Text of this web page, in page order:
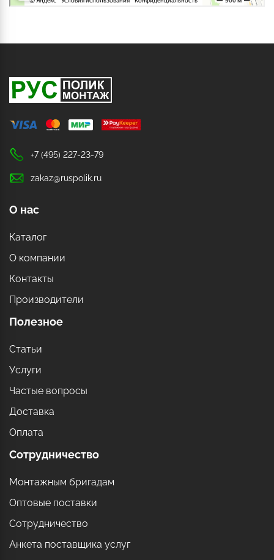
+7 (495) 227-23-79
zakaz@ruspolik.ru
О нас
Каталог
О компании
Контакты
Производители
Полезное
Статьи
Услуги
Частые вопросы
Доставка
Оплата
Сотрудничество
Монтажным бригадам
Оптовые поставки
Сотрудничество
Анкета поставщика услуг